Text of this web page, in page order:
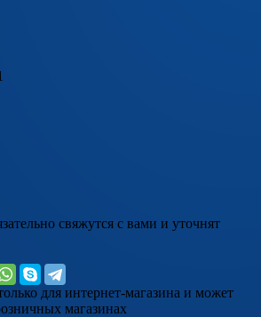
свяжутся с вами и уточнят
для интернет-магазина и может
магазинах